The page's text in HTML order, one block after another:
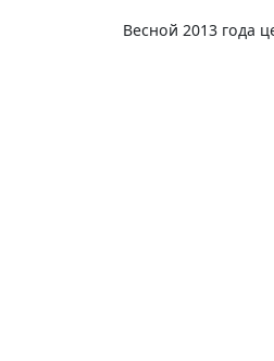
Весной 2013 года